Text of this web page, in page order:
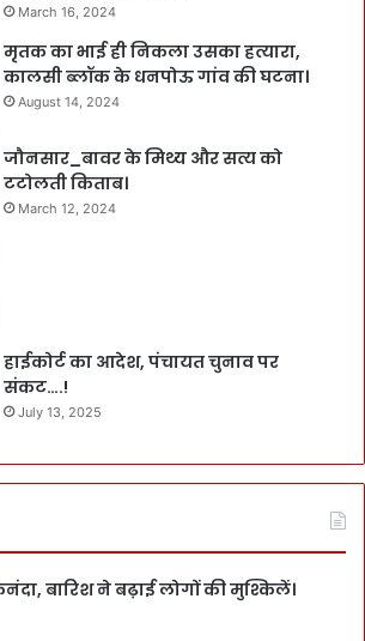
March 16, 2024
मृतक का भाई ही निकला उसका हत्यारा,
कालसी ब्लॉक के धनपोऊ गांव की घटना।
August 14, 2024
जौनसार_बावर के मिथ्य और सत्य को
टटोलती किताब।
March 12, 2024
हाईकोर्ट का आदेश, पंचायत चुनाव पर
संकट….!
July 13, 2025
बारिश ने बढ़ाई लोगों की मुश्किलें।